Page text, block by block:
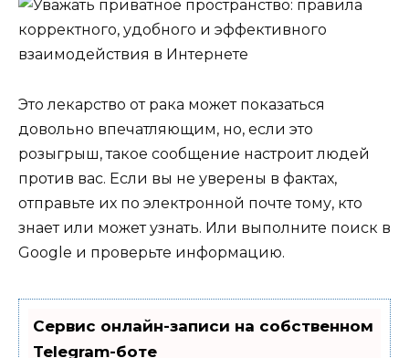
Это лекарство от рака может показаться
довольно впечатляющим, но, если это
розыгрыш, такое сообщение настроит людей
против вас. Если вы не уверены в фактах,
отправьте их по электронной почте тому, кто
знает или может узнать. Или выполните поиск в
Google и проверьте информацию.
Сервис онлайн-записи на собственном
Telegram-боте